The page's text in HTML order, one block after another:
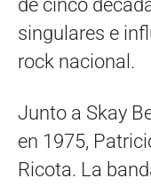
de cinco
singulares e
rock nacional.
Junto a Skay
en 1975,
Ricota. La